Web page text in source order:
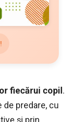
fiecărui copil.
predare, cu
și prin